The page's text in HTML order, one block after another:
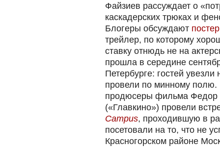
Файзиев рассуждает о
каскадерских трюках и
Блогеры обсуждают
трейлер, по которому
ставку отнюдь не на
прошла в середине
Петербурге: гостей
провели по минному
продюсеры фильма Федор
(«Главкино») провели
Campus, проходившую в
посетовали на то, что не
Красногорском районе